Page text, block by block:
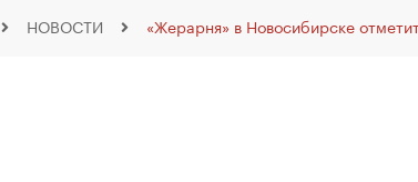
НОВОСТИ «Жерарня» в Новосибирске